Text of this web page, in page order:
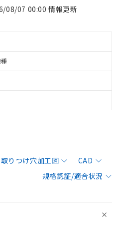
08/07 00:00 情報更新
取りつけ穴加工図
CAD
規格認証/適合状況